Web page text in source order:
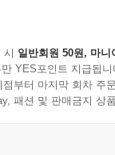
시 일반회원 50원, 마니
YES포인트 지급됩니
부터 마지막 회차 주
패션 및 판매금지 상